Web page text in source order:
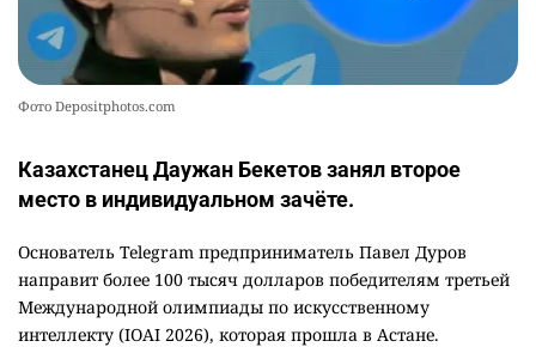
Фото Depositphotos.com
Казахстанец Даужан Бекетов занял второе
место в индивидуальном зачёте.
Основатель Telegram предприниматель Павел Дуров
направит более 100 тысяч долларов победителям третьей
Международной олимпиады по искусственному
интеллекту (IOAI 2026), которая прошла в Астане.